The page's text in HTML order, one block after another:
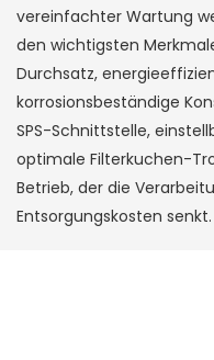
vereinfachter Wartung
den wichtigsten
Durchsatz,
korrosionsbeständige
SPS-Schnittstelle,
optimale Filterkuchen-
Betrieb, der die
Entsorgungskosten senkt.